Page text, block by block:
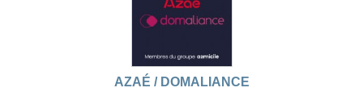
AZAÉ / DOMALIANCE